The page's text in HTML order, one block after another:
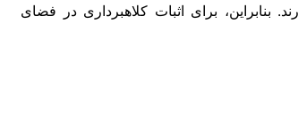
برای اثبات کلاهبرداری در فضای